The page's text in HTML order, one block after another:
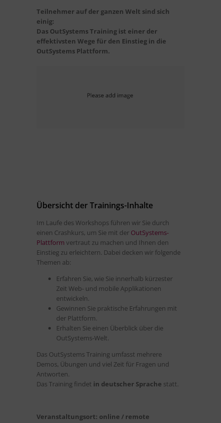
Teilnehmer auf der ganzen Welt sind sich
einig:
Das OutSystems Training ist einer der
effektivsten Wege für den Einstieg in die
OutSystems Plattform.
Übersicht der Trainings-Inhalte
Im Laufe des Workshops führen wir Sie durch
einen Crashkurs, um Sie mit der OutSystems-
Plattform vertraut zu machen und Ihnen den
Einstieg zu erleichtern. Dabei decken wir folgende
Themen ab:
Erfahren Sie, wie Sie innerhalb kürzester
Zeit Web- und mobile Applikationen
entwickeln.
Gewinnen Sie praktische Erfahrungen mit
der Plattform.
Erhalten Sie einen Überblick über die
OutSystems-Welt.
Das OutSystems Training umfasst mehrere
Demos, Übungen und viel Zeit für Fragen und
Antworten.
Das Training findet in deutscher Sprache statt.
Veranstaltungsort: online / remote